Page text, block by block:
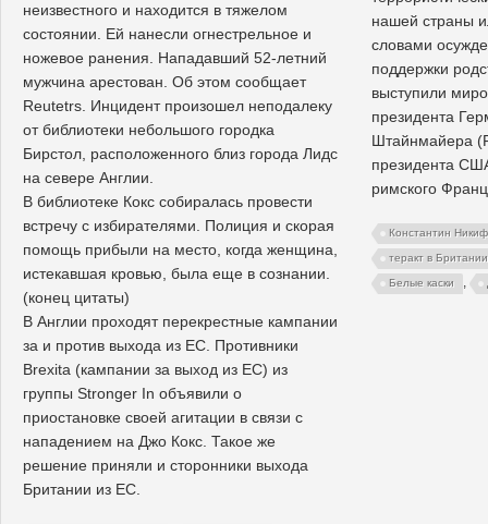
нашей страны
словами
поддержки
выступили
президента
Штайнмайера
президента
римского
Константин
теракт в Британии
Белые каски ,
неизвестного и находится в тяжелом
состоянии. Ей нанесли огнестрельное и
ножевое ранения. Нападавший 52-летний
мужчина арестован. Об этом сообщает
Reutetrs. Инцидент произошел неподалеку
от библиотеки небольшого городка
Бирстол, расположенного близ города Лидс
на севере Англии.
В библиотеке Кокс собиралась провести
встречу с избирателями. Полиция и скорая
помощь прибыли на место, когда женщина,
истекавшая кровью, была еще в сознании.
(конец цитаты)
В Англии проходят перекрестные кампании
за и против выхода из ЕС. Противники
Brexita (кампании за выход из ЕС) из
группы Stronger In объявили о
приостановке своей агитации в связи с
нападением на Джо Кокс. Такое же
решение приняли и сторонники выхода
Британии из ЕС.